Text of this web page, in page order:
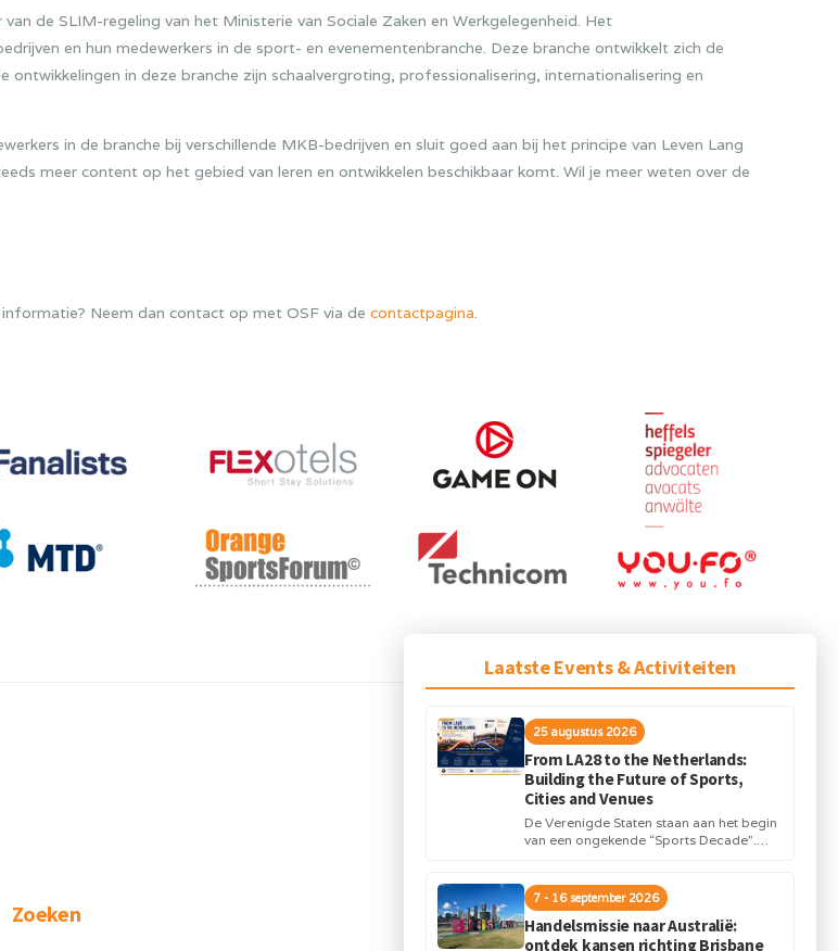
Laatste Events & Activiteiten
25 augustus 2026
From LA28 to the Netherlands:
Building the Future of Sports,
Cities and Venues
De Verenigde Staten staan aan het begin
van een ongekende “Sports Decade”.
infrastructuur...
7 - 16 september 2026
Handelsmissie naar Australië:
ontdek kansen richting Brisbane
de SLIM-regeling van het Ministerie van Sociale Zaken en Werkgelegenheid. Het
en hun medewerkers in de sport- en evenementenbranche. Deze branche ontwikkelt zich de
in deze branche zijn schaalvergroting, professionalisering, internationalisering en
in de branche bij verschillende MKB-bedrijven en sluit goed aan bij het principe van Leven Lang
meer content op het gebied van leren en ontwikkelen beschikbaar komt. Wil je meer weten over de
Neem dan contact op met OSF via de contactpagina
VOLGEND BERICHT
We-Bike! project
Zoeken